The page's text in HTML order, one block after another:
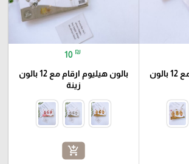
بالون هيليوم ارقام مع 12 بالون
10 ₪
بالون هيليوم ارقام مع 12 بالون
زينة
add_shopping_cart